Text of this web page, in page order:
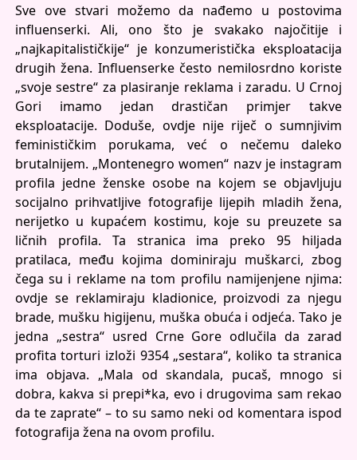
Sve ove stvari možemo da nađemo u postovima
influenserki. Ali, ono što je svakako najočitije i
„najkapitalističkije“ je konzumeristička eksploatacija
drugih žena. Influenserke često nemilosrdno koriste
„svoje sestre“ za plasiranje reklama i zaradu. U Crnoj
Gori imamo jedan drastičan primjer takve
eksploatacije. Doduše, ovdje nije riječ o sumnjivim
feminističkim porukama, već o nečemu daleko
brutalnijem. „Montenegro women“ nazv je instagram
profila jedne ženske osobe na kojem se objavljuju
socijalno prihvatljive fotografije lijepih mladih žena,
nerijetko u kupaćem kostimu, koje su preuzete sa
ličnih profila. Ta stranica ima preko 95 hiljada
pratilaca, među kojima dominiraju muškarci, zbog
čega su i reklame na tom profilu namijenjene njima:
ovdje se reklamiraju kladionice, proizvodi za njegu
brade, mušku higijenu, muška obuća i odjeća. Tako je
jedna „sestra“ usred Crne Gore odlučila da zarad
profita torturi izloži 9354 „sestara“, koliko ta stranica
ima objava. „Mala od skandala, pucaš, mnogo si
dobra, kakva si prepi*ka, evo i drugovima sam rekao
da te zaprate“ – to su samo neki od komentara ispod
fotografija žena na ovom profilu.